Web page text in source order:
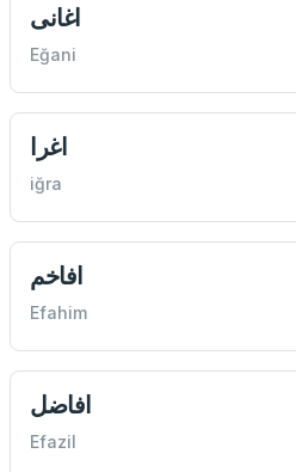
اغانی
Eğani
اغرا
iğra
افاخم
Efahim
افاضل
Efazil